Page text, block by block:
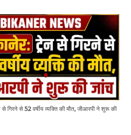
से गिरने से 52 वर्षीय व्यक्ति की मौत, जीआरपी ने शुरू की